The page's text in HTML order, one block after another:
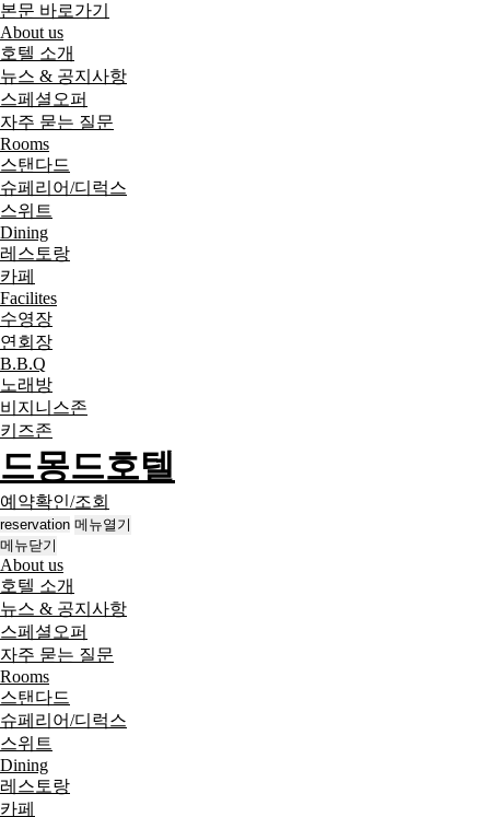
본문 바로가기
About us
호텔 소개
뉴스 & 공지사항
스페셜오퍼
자주 묻는 질문
Rooms
스탠다드
슈페리어/디럭스
스위트
Dining
레스토랑
카페
Facilites
수영장
연회장
B.B.Q
노래방
비지니스존
키즈존
드몽드호텔
예약확인/조회
reservation 메뉴열기
메뉴닫기
About us
호텔 소개
뉴스 & 공지사항
스페셜오퍼
자주 묻는 질문
Rooms
스탠다드
슈페리어/디럭스
스위트
Dining
레스토랑
카페